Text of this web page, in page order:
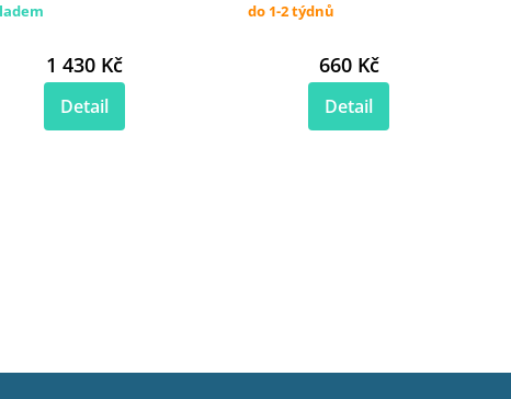
1 430 Kč
Detail
do 1-2 týdnů
660 Kč
Detail